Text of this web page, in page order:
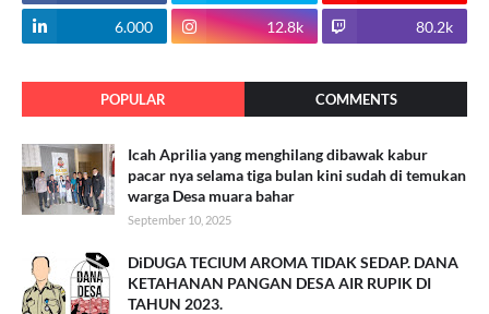
6.000 12.8k 80.2k
POPULAR COMMENTS
Icah Aprilia yang menghilang dibawak kabur
pacar nya selama tiga bulan kini sudah di temukan
warga Desa muara bahar
September 10, 2025
DiDUGA TECIUM AROMA TIDAK SEDAP. DANA
KETAHANAN PANGAN DESA AIR RUPIK DI
TAHUN 2023.